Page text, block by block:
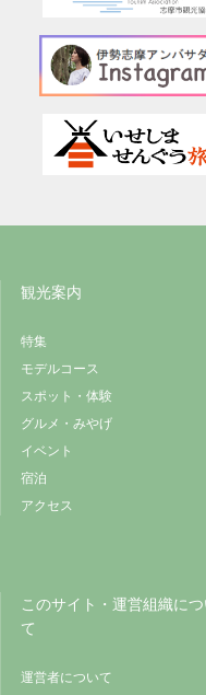
観光案内
特集
モデルコース
スポット・体験
グルメ・みやげ
イベント
宿泊
アクセス
このサイト・運営組織につ
て
運営者について